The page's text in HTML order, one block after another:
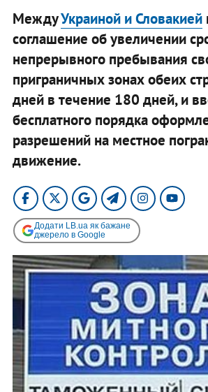
МеждуУкраиной и Словакией
соглашение об увеличении
непрерывного пребывания
приграничных зонах обеих
дней в течение 180 дней, и
бесплатного порядка
разрешений на местное
движение.
Додати LB.ua як бажане
джерело в Google